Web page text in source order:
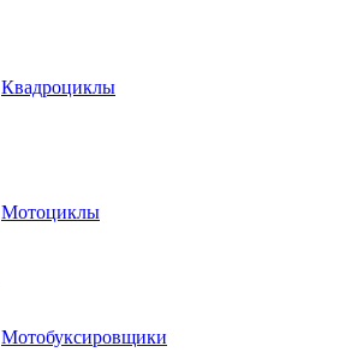
Квадроциклы
Мотоциклы
Мотобуксировщики